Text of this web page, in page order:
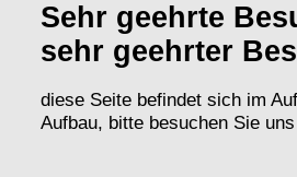
Sehr geehrte
sehr geehrter
diese Seite befindet sich im
Aufbau, bitte besuchen Sie